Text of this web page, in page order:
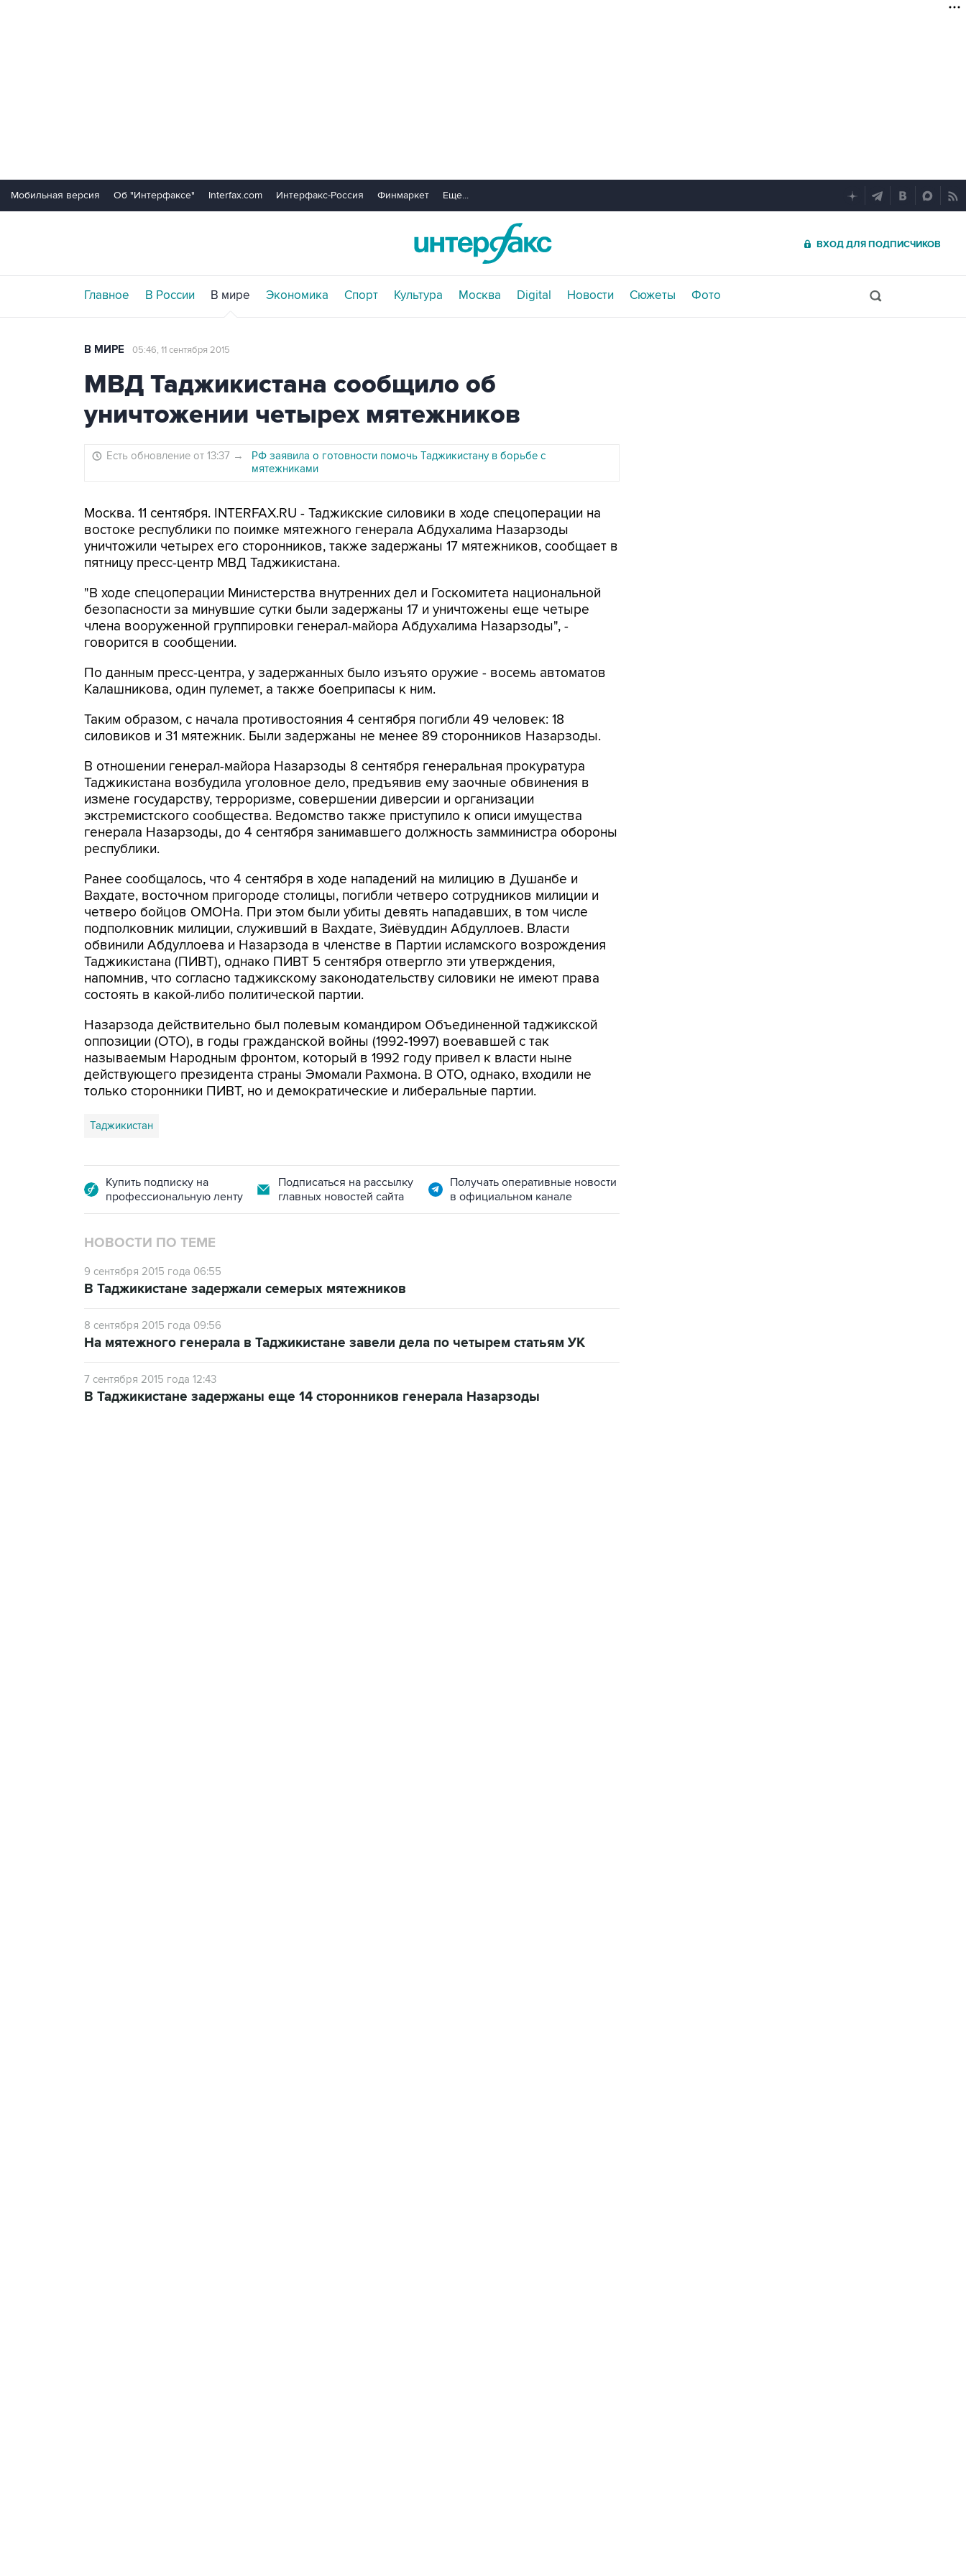
Мобильная версия Об "Интерфаксе" Interfax.com Интерфакс-Россия Финмаркет Еще...
ВХОД ДЛЯ ПОДПИСЧИКОВ
Главное В России В мире Экономика Спорт Культура Москва Digital Новости Сюжеты Фото
В МИРЕ 05:46, 11 сентября 2015
МВД Таджикистана сообщило об
уничтожении четырех мятежников
Есть обновление от 13:37 →
РФ заявила о готовности помочь Таджикистану в борьбе с
мятежниками
Москва. 11 сентября. INTERFAX.RU - Таджикские силовики в ходе спецоперации на
востоке республики по поимке мятежного генерала Абдухалима Назарзоды
уничтожили четырех его сторонников, также задержаны 17 мятежников, сообщает в
пятницу пресс-центр МВД Таджикистана.
"В ходе спецоперации Министерства внутренних дел и Госкомитета национальной
безопасности за минувшие сутки были задержаны 17 и уничтожены еще четыре
члена вооруженной группировки генерал-майора Абдухалима Назарзоды", -
говорится в сообщении.
По данным пресс-центра, у задержанных было изъято оружие - восемь автоматов
Калашникова, один пулемет, а также боеприпасы к ним.
Таким образом, с начала противостояния 4 сентября погибли 49 человек: 18
силовиков и 31 мятежник. Были задержаны не менее 89 сторонников Назарзоды.
В отношении генерал-майора Назарзоды 8 сентября генеральная прокуратура
Таджикистана возбудила уголовное дело, предъявив ему заочные обвинения в
измене государству, терроризме, совершении диверсии и организации
экстремистского сообщества. Ведомство также приступило к описи имущества
генерала Назарзоды, до 4 сентября занимавшего должность замминистра обороны
республики.
Ранее сообщалось, что 4 сентября в ходе нападений на милицию в Душанбе и
Вахдате, восточном пригороде столицы, погибли четверо сотрудников милиции и
четверо бойцов ОМОНа. При этом были убиты девять нападавших, в том числе
подполковник милиции, служивший в Вахдате, Зиёвуддин Абдуллоев. Власти
обвинили Абдуллоева и Назарзода в членстве в Партии исламского возрождения
Таджикистана (ПИВТ), однако ПИВТ 5 сентября отвергло эти утверждения,
напомнив, что согласно таджикскому законодательству силовики не имеют права
состоять в какой-либо политической партии.
Назарзода действительно был полевым командиром Объединенной таджикской
оппозиции (ОТО), в годы гражданской войны (1992-1997) воевавшей с так
называемым Народным фронтом, который в 1992 году привел к власти ныне
действующего президента страны Эмомали Рахмона. В ОТО, однако, входили не
только сторонники ПИВТ, но и демократические и либеральные партии.
Таджикистан
Купить подписку на
профессиональную ленту
Подписаться на рассылку
главных новостей сайта
Получать оперативные новости
в официальном канале
НОВОСТИ ПО ТЕМЕ
9 сентября 2015 года 06:55
В Таджикистане задержали семерых мятежников
8 сентября 2015 года 09:56
На мятежного генерала в Таджикистане завели дела по четырем статьям УК
7 сентября 2015 года 12:43
В Таджикистане задержаны еще 14 сторонников генерала Назарзоды